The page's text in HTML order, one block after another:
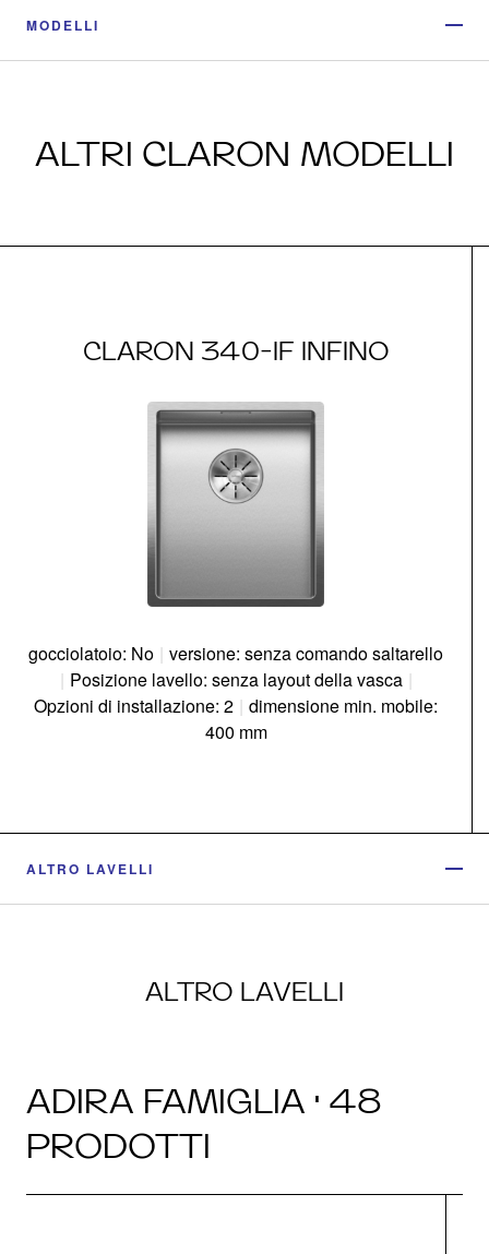
MODELLI
ALTRI CLARON MODELLI
CLARON 340-IF INFINO
gocciolatoio: No | versione: senza comando saltarello
| Posizione lavello: senza layout della vasca |
Opzioni di installazione: 2 | dimensione min. mobile:
400 mm
ALTRO LAVELLI
ALTRO LAVELLI
ADIRA FAMIGLIA · 48
PRODOTTI